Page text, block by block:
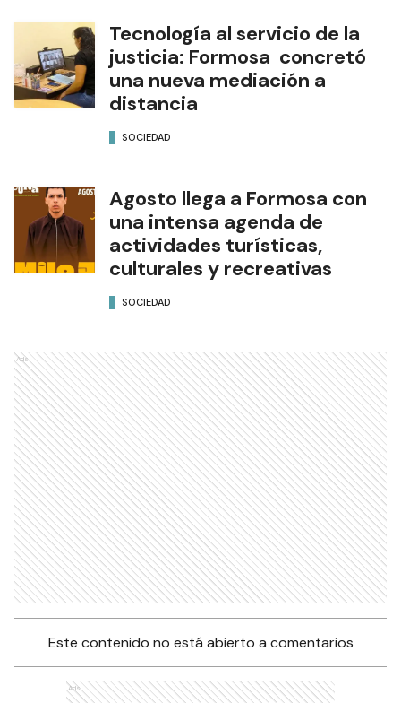
Tecnología al servicio de la
justicia: Formosa concretó
una nueva mediación a
distancia
SOCIEDAD
Agosto llega a Formosa con
una intensa agenda de
actividades turísticas,
culturales y recreativas
SOCIEDAD
Ads
Este contenido no está abierto a comentarios
Ads